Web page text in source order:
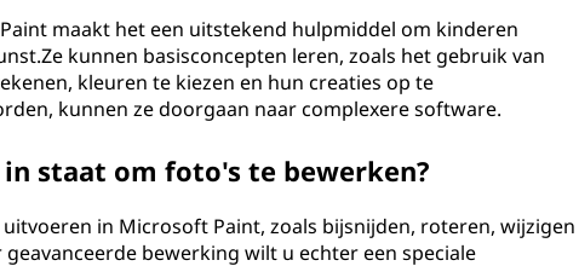
maakt het een uitstekend hulpmiddel om kinderen
kunnen basisconcepten leren, zoals het gebruik van
kleuren te kiezen en hun creaties op te
kunnen ze doorgaan naar complexere software.
staat om foto's te bewerken?
in Microsoft Paint, zoals bijsnijden, roteren, wijzigen
bewerking wilt u echter een speciale